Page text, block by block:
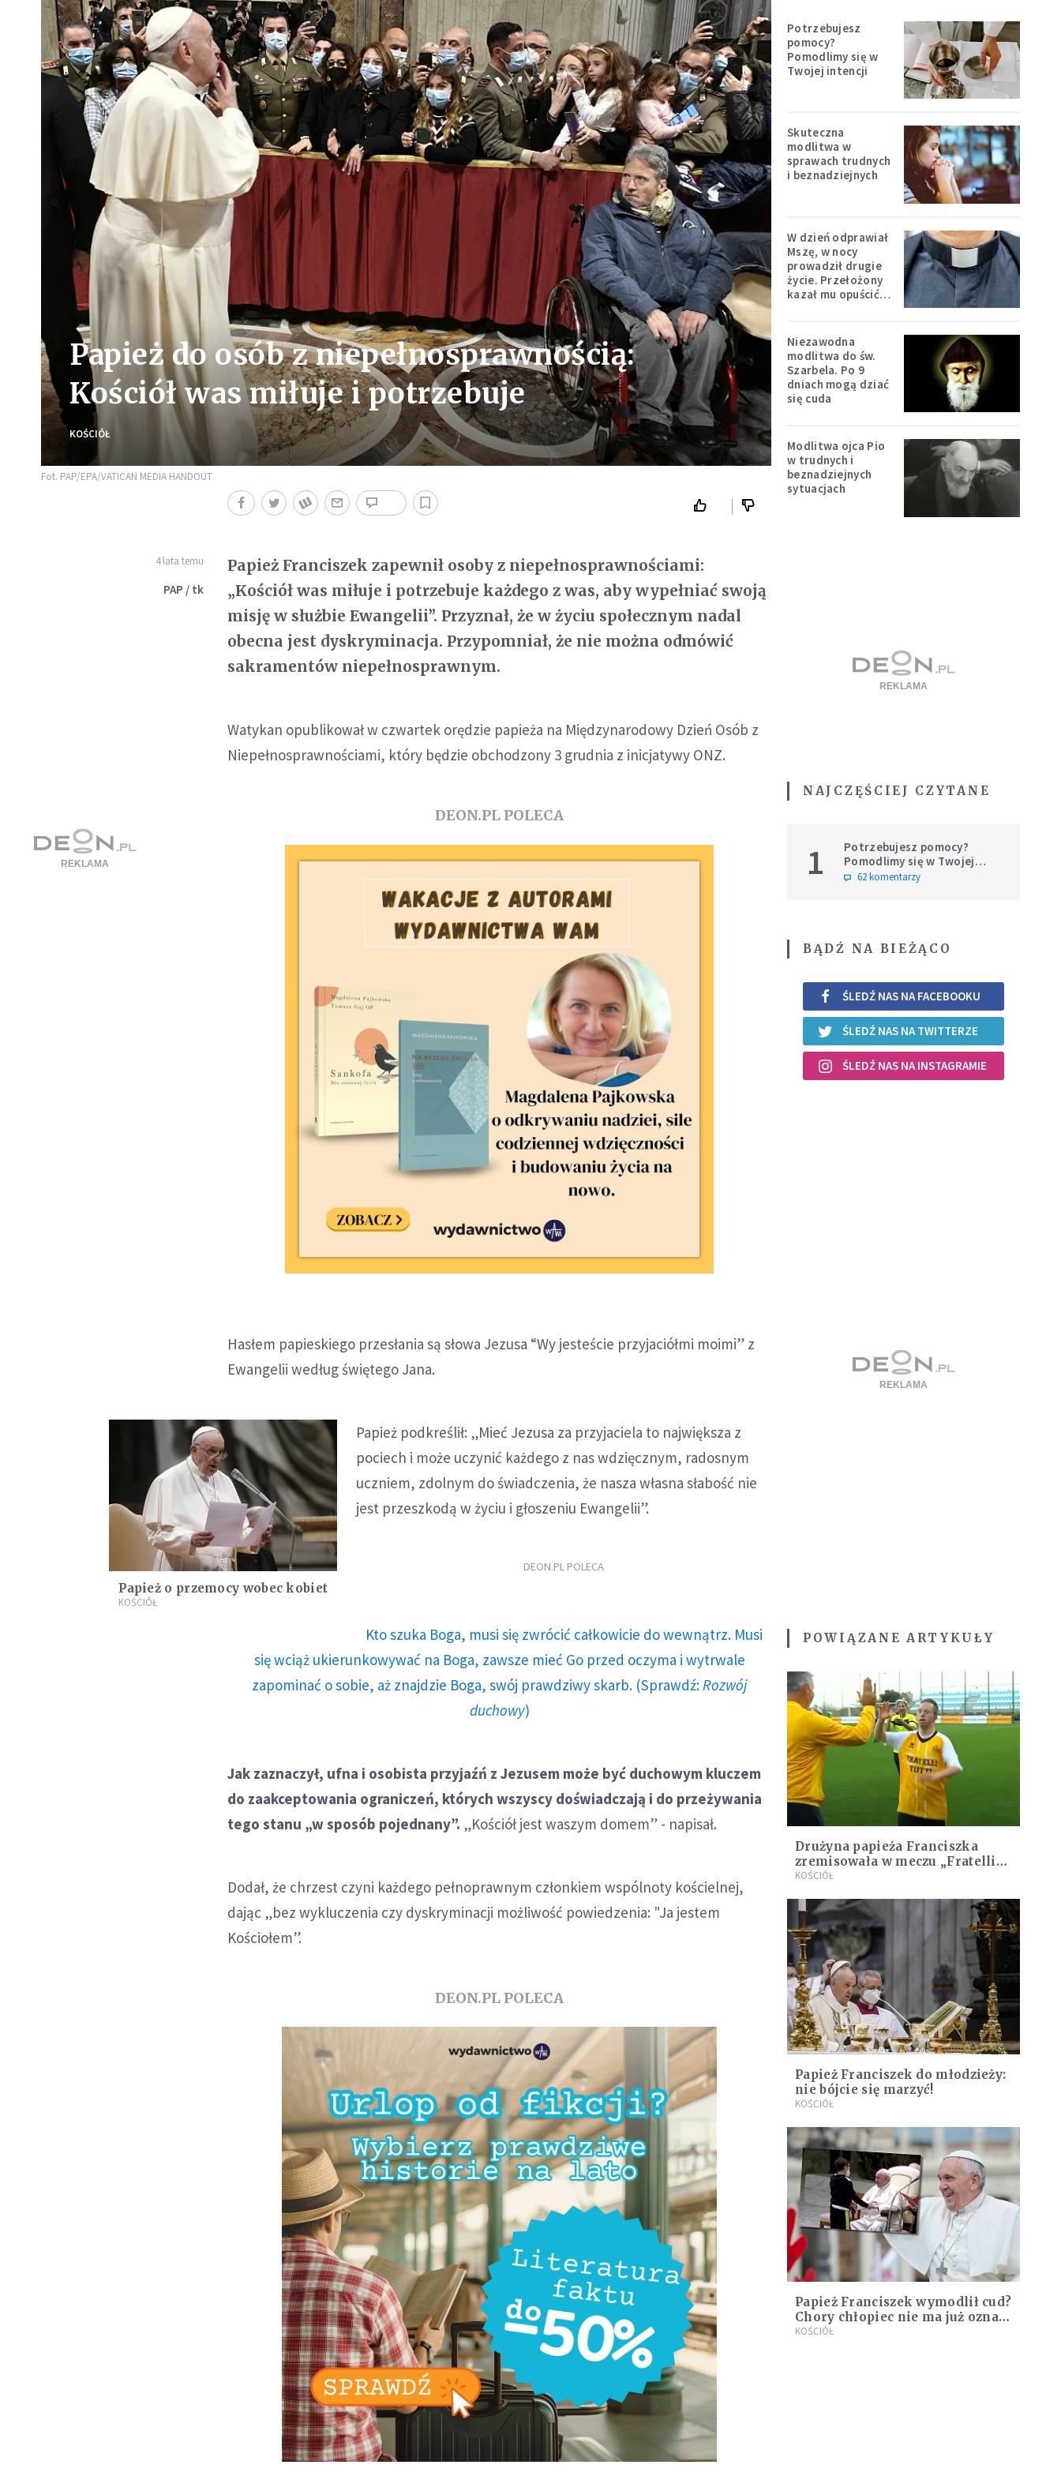
Papież do osób z niepełnosprawnością:
Kościół was miłuje i potrzebuje
KOŚCIÓŁ
Fot. PAP/EPA/VATICAN MEDIA HANDOUT
4 lata temu
PAP / tk
Papież Franciszek zapewnił osoby z niepełnosprawnościami:
„Kościół was miłuje i potrzebuje każdego z was, aby wypełniać swoją
misję w służbie Ewangelii”. Przyznał, że w życiu społecznym nadal
obecna jest dyskryminacja. Przypomniał, że nie można odmówić
sakramentów niepełnosprawnym.
Watykan opublikował w czwartek orędzie papieża na Międzynarodowy Dzień Osób z
Niepełnosprawnościami, który będzie obchodzony 3 grudnia z inicjatywy ONZ.
DEON.PL POLECA
Hasłem papieskiego przesłania są słowa Jezusa “Wy jesteście przyjaciółmi moimi” z
Ewangelii według świętego Jana.
Papież o przemocy wobec kobiet
KOŚCIÓŁ
Papież podkreślił: „Mieć Jezusa za przyjaciela to największa z
pociech i może uczynić każdego z nas wdzięcznym, radosnym
uczniem, zdolnym do świadczenia, że nasza własna słabość nie
jest przeszkodą w życiu i głoszeniu Ewangelii”.
DEON.PL POLECA
Kto szuka Boga, musi się zwrócić całkowicie do wewnątrz. Musi
się wciąż ukierunkowywać na Boga, zawsze mieć Go przed oczyma i wytrwale
zapominać o sobie, aż znajdzie Boga, swój prawdziwy skarb. (Sprawdź: Rozwój
duchowy)
Jak zaznaczył, ufna i osobista przyjaźń z Jezusem może być duchowym kluczem
do zaakceptowania ograniczeń, których wszyscy doświadczają i do przeżywania
tego stanu „w sposób pojednany”. „Kościół jest waszym domem” - napisał.
Dodał, że chrzest czyni każdego pełnoprawnym członkiem wspólnoty kościelnej,
dając „bez wykluczenia czy dyskryminacji możliwość powiedzenia: "Ja jestem
Kościołem”.
DEON.PL POLECA
Potrzebujesz
pomocy?
Pomodlimy się w
Twojej intencji
Skuteczna
modlitwa w
sprawach trudnych
i beznadziejnych
W dzień odprawiał
Mszę, w nocy
prowadził drugie
życie. Przełożony
kazał mu opuścić
Niezawodna
modlitwa do św.
Szarbela. Po 9
dniach mogą dziać
się cuda
Modlitwa ojca Pio
w trudnych i
beznadziejnych
sytuacjach
NAJCZĘŚCIEJ CZYTANE
1
Potrzebujesz pomocy?
Pomodlimy się w Twojej
intencji
62 komentarzy
BĄDŹ NA BIEŻĄCO
ŚLEDŹ NAS NA FACEBOOKU
ŚLEDŹ NAS NA TWITTERZE
ŚLEDŹ NAS NA INSTAGRAMIE
POWIĄZANE ARTYKUŁY
Drużyna papieża Franciszka
zremisowała w meczu „Fratelli
Tutti”
KOŚCIÓŁ
Papież Franciszek do młodzieży:
nie bójcie się marzyć!
KOŚCIÓŁ
Papież Franciszek wymodlił cud?
Chory chłopiec nie ma już oznak
nowotworu
KOŚCIÓŁ